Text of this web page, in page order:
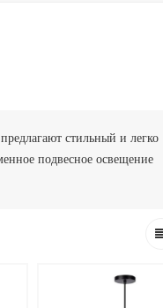
стильный и легко
подвесное освещение